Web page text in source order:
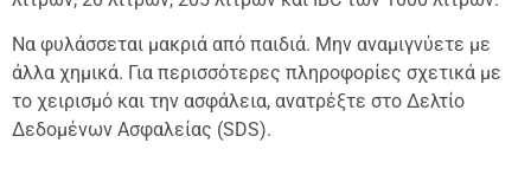
Να φυλάσσεται μακριά από παιδιά. Μην αναμιγνύετε με
άλλα χημικά. Για περισσότερες πληροφορίες σχετικά με
το χειρισμό και την ασφάλεια, ανατρέξτε στο Δελτίο
Δεδομένων Ασφαλείας (SDS).